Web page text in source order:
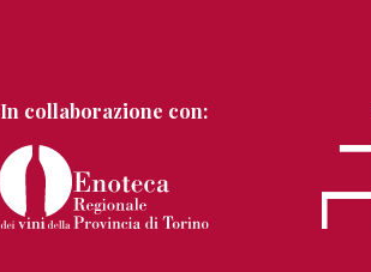
In collaborazione con: